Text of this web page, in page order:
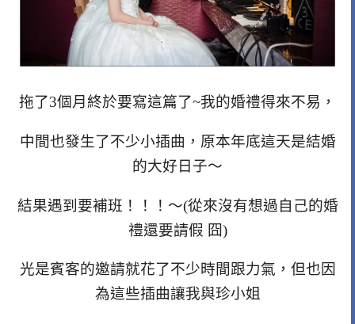
拖了3個月終於要寫這篇了~我的婚禮得來不易，
中間也發生了不少小插曲，原本年底這天是結婚
的大好日子～
結果遇到要補班！！！～(從來沒有想過自己的婚
禮還要請假 囧)
光是賓客的邀請就花了不少時間跟力氣，但也因
為這些插曲讓我與珍小姐